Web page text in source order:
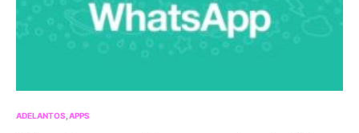
ADELANTOS APPS